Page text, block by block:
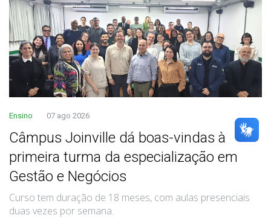
Ensino 07 ago 2026
Câmpus Joinville dá boas-vindas à
primeira turma da especialização em
Gestão e Negócios
Curso tem duração de 18 meses, com aulas presenciais
duas vezes por semana.